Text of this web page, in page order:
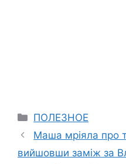
Categories
ПОЛЕЗНОЕ
Маша мріяла про
вийшовши заміж за